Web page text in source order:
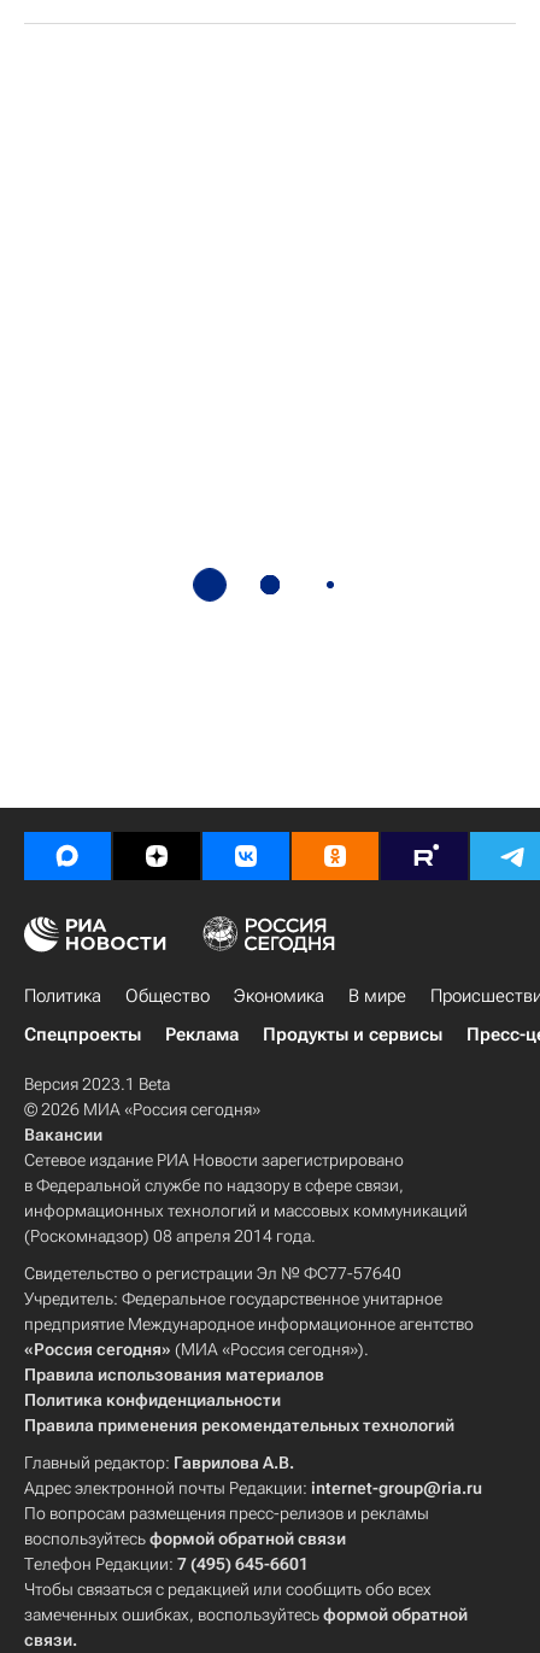
Политика Общество Экономика В мире
Спецпроекты
Реклама Продукты и сервисы Пресс-
Версия 2023.1 Beta
© 2026 МИА «Россия сегодня»
Вакансии
Сетевое издание РИА Новости зарегистрировано
в Федеральной службе по надзору в сфере связи,
информационных технологий и массовых коммуникаций
(Роскомнадзор) 08 апреля 2014 года.
Свидетельство о регистрации Эл № ФС77-57640
Учредитель: Федеральное государственное унитарное
предприятие Международное информационное агентство
«Россия сегодня» (МИА «Россия сегодня»).
Правила использования материалов
Политика конфиденциальности
Правила применения рекомендательных технологий
Главный редактор: Гаврилова А.В.
Адрес электронной почты Редакции: internet-group@ria.ru
По вопросам размещения пресс-релизов и рекламы
воспользуйтесьформой обратной связи
Телефон Редакции: 7 (495) 645-6601
Чтобы связаться с редакцией или сообщить обо всех
замеченных ошибках, воспользуйтесьформой обратной
связи.